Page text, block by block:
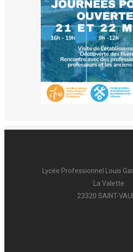
Lycée Professionnel Louis
La Valette
23320 SAINT-